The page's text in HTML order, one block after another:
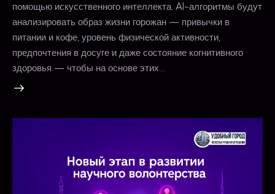
помощью искусственного интеллекта. AI-алгоритмы будут
анализировать образ жизни горожан — привычки в
питании и кофе, уровень физической активности,
предпочтения в досуге и даже состояние когнитивного
здоровья — чтобы на основе этих…